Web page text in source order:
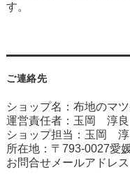
す。
ご連絡先
ショップ名：布地のマ
運営責任者：玉岡 淳良
ショップ担当：玉岡 淳
所在地：〒793-0027愛
お問合せメールアドレス